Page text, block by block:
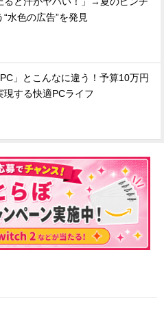
“水色の広告”を発見
PC」とこんなに違う！予算10万円
現する快適PCライフ